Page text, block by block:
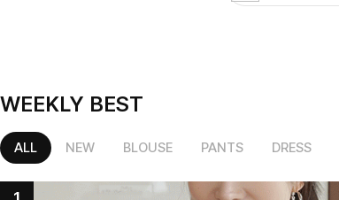
WEEKLY BEST
ALL NEW BLOUSE PANTS DRESS